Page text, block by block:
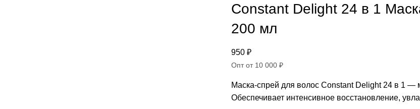
Constant Delight 24 в 1
200 мл
950 ₽
Опт от 10 000 ₽
Маска-спрей для волос Constant Delight 24 в 1 —
Обеспечивает интенсивное восстановление,